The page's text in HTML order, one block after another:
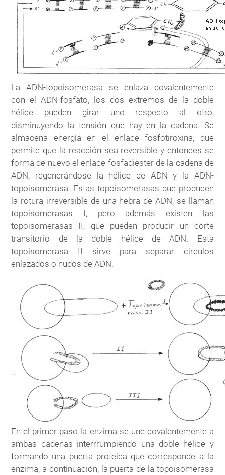
La ADN-topoisomerasa se enlaza covalentemente
con el ADN-fosfato, los dos extremos de la doble
hélice pueden girar uno respecto al otro,
disminuyendo la tensión que hay en la cadena. Se
almacena energía en el enlace fosfotiroxina, que
permite que la reacción sea reversible y entonces se
forma de nuevo el enlace fosfadiester de la cadena de
ADN, regenerándose la hélice de ADN y la ADN-
topoisomerasa. Estas topoisomerasas que producen
la rotura irreversible de una hebra de ADN, se llaman
topoisomerasas I, pero además existen las
topoisomerasas II, que pueden producir un corte
transitorio de la doble hélice de ADN. Esta
topoisomerasa II sirve para separar circulos
enlazados o nudos de ADN.
En el primer paso la enzima se une covalentemente a
ambas cadenas interrrumpiendo una doble hélice y
formando una puerta proteica que corresponde a la
enzima, a continuación, la puerta de la topoisomerasa